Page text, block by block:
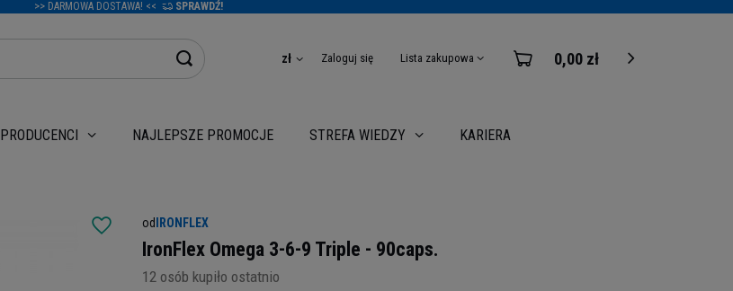
>> DARMOWA DOSTAWA! << SPRAWDŹ!
zł Zaloguj się Lista zakupowa 0,00 zł
PRODUCENCI NAJLEPSZE PROMOCJE STREFA WIEDZY KARIERA
od IRONFLEX
IronFlex Omega 3-6-9 Triple - 90caps.
12 osób kupiło ostatnio